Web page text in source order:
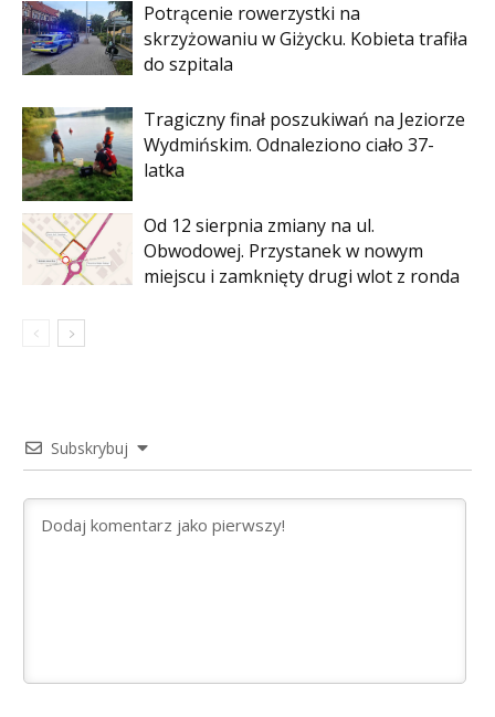
Potrącenie rowerzystki na
skrzyżowaniu w Giżycku. Kobieta trafiła
do szpitala
Tragiczny finał poszukiwań na Jeziorze
Wydmińskim. Odnaleziono ciało 37-
latka
Od 12 sierpnia zmiany na ul.
Obwodowej. Przystanek w nowym
miejscu i zamknięty drugi wlot z ronda
Subskrybuj